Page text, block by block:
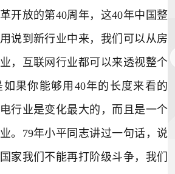
开放的第40周年，这40年中国整
说到新行业中来，我们可以从房
，互联网行业都可以来透视整个
果你能够用40年的长度来看的
行业是变化最大的，而且是一个
。79年小平同志讲过一句话，说
家我们不能再打阶级斗争，我们